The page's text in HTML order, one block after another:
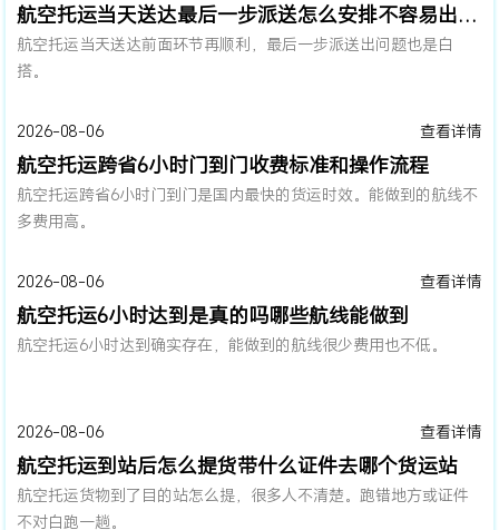
航空托运当天送达最后一步派送怎么安排不容易出问题
航空托运当天送达前面环节再顺利，最后一步派送出问题也是白
搭。
2026-08-06 查看详情
航空托运跨省6小时门到门收费标准和操作流程
航空托运跨省6小时门到门是国内最快的货运时效。能做到的航线不
多费用高。
2026-08-06 查看详情
航空托运6小时达到是真的吗哪些航线能做到
航空托运6小时达到确实存在，能做到的航线很少费用也不低。
2026-08-06 查看详情
航空托运到站后怎么提货带什么证件去哪个货运站
航空托运货物到了目的站怎么提，很多人不清楚。跑错地方或证件
不对白跑一趟。